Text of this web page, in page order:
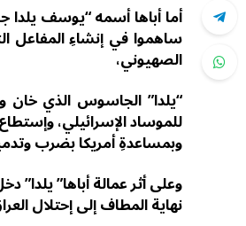
أما أباها أسمه “يوسف يلدا
ساهموا في إنشاءِ المفاعل
الصهيوني،
“يلدا” الجاسوس الذي خان
للموساد الإسرائيلي،
وبمساعدةِ أمريكا بضرب وتدمير
وعلى أثر عمالة أباها” يلدا”
نهاية المطاف إلى إحتلال